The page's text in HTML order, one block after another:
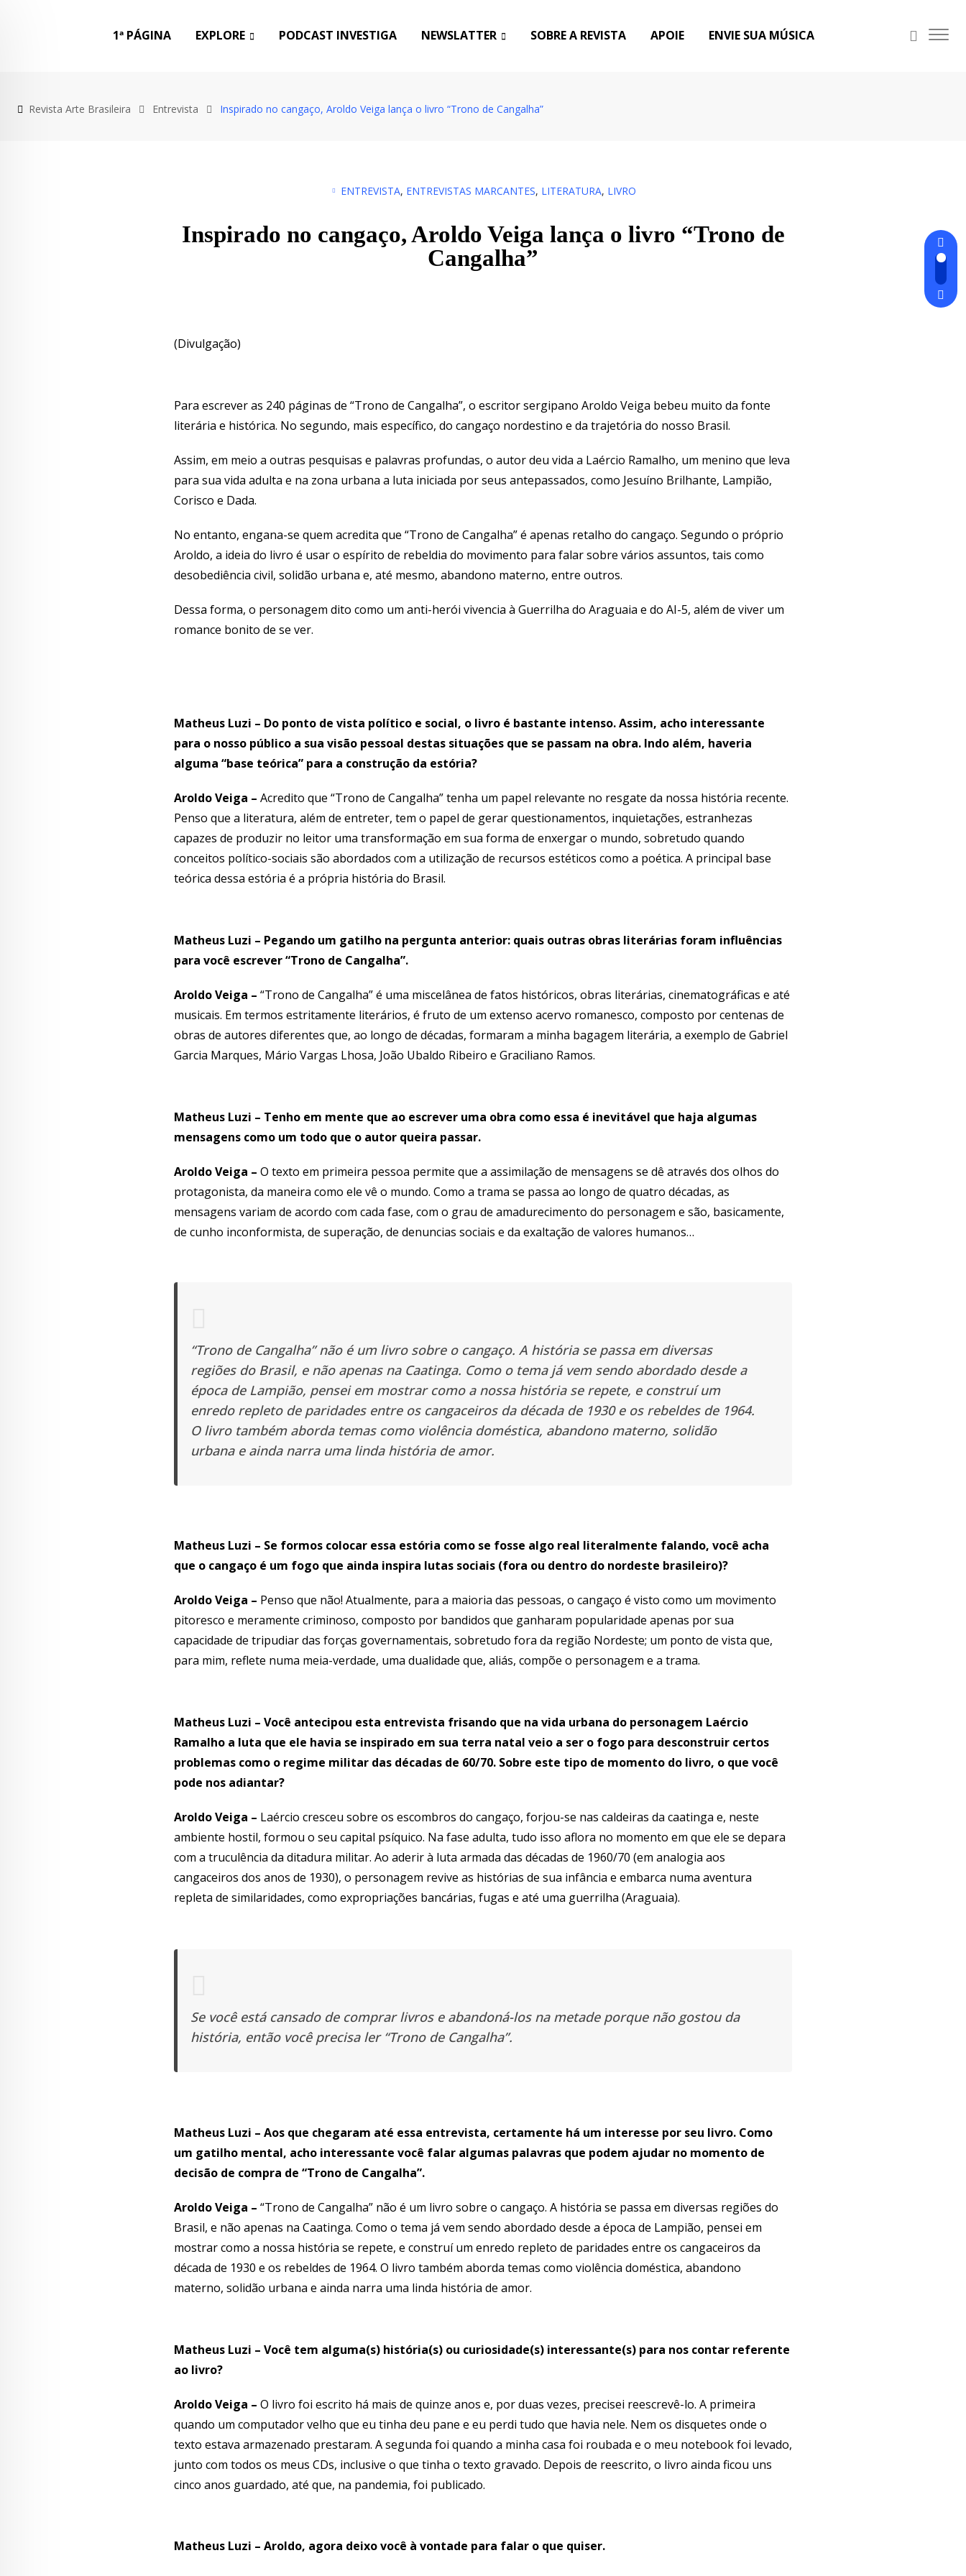
1ª PÁGINA EXPLORE PODCAST INVESTIGA NEWSLATTER SOBRE A REVISTA APOIE ENVIE SUA MÚSICA
Revista Arte Brasileira Entrevista Inspirado no cangaço, Aroldo Veiga lança o livro “Trono de Cangalha”
ENTREVISTA, ENTREVISTAS MARCANTES, LITERATURA, LIVRO
Inspirado no cangaço, Aroldo Veiga lança o livro “Trono de
Cangalha”
(Divulgação)
Para escrever as 240 páginas de “Trono de Cangalha”, o escritor sergipano Aroldo Veiga bebeu muito da fonte
literária e histórica. No segundo, mais específico, do cangaço nordestino e da trajetória do nosso Brasil.
Assim, em meio a outras pesquisas e palavras profundas, o autor deu vida a Laércio Ramalho, um menino que leva
para sua vida adulta e na zona urbana a luta iniciada por seus antepassados, como Jesuíno Brilhante, Lampião,
Corisco e Dada.
No entanto, engana-se quem acredita que “Trono de Cangalha” é apenas retalho do cangaço. Segundo o próprio
Aroldo, a ideia do livro é usar o espírito de rebeldia do movimento para falar sobre vários assuntos, tais como
desobediência civil, solidão urbana e, até mesmo, abandono materno, entre outros.
Dessa forma, o personagem dito como um anti-herói vivencia à Guerrilha do Araguaia e do AI-5, além de viver um
romance bonito de se ver.
Matheus Luzi – Do ponto de vista político e social, o livro é bastante intenso. Assim, acho interessante
para o nosso público a sua visão pessoal destas situações que se passam na obra. Indo além, haveria
alguma “base teórica” para a construção da estória?
Aroldo Veiga – Acredito que “Trono de Cangalha” tenha um papel relevante no resgate da nossa história recente.
Penso que a literatura, além de entreter, tem o papel de gerar questionamentos, inquietações, estranhezas
capazes de produzir no leitor uma transformação em sua forma de enxergar o mundo, sobretudo quando
conceitos político-sociais são abordados com a utilização de recursos estéticos como a poética. A principal base
teórica dessa estória é a própria história do Brasil.
Matheus Luzi – Pegando um gatilho na pergunta anterior: quais outras obras literárias foram influências
para você escrever “Trono de Cangalha”.
Aroldo Veiga – “Trono de Cangalha” é uma miscelânea de fatos históricos, obras literárias, cinematográficas e até
musicais. Em termos estritamente literários, é fruto de um extenso acervo romanesco, composto por centenas de
obras de autores diferentes que, ao longo de décadas, formaram a minha bagagem literária, a exemplo de Gabriel
Garcia Marques, Mário Vargas Lhosa, João Ubaldo Ribeiro e Graciliano Ramos.
Matheus Luzi – Tenho em mente que ao escrever uma obra como essa é inevitável que haja algumas
mensagens como um todo que o autor queira passar.
Aroldo Veiga – O texto em primeira pessoa permite que a assimilação de mensagens se dê através dos olhos do
protagonista, da maneira como ele vê o mundo. Como a trama se passa ao longo de quatro décadas, as
mensagens variam de acordo com cada fase, com o grau de amadurecimento do personagem e são, basicamente,
de cunho inconformista, de superação, de denuncias sociais e da exaltação de valores humanos…
“Trono de Cangalha” não é um livro sobre o cangaço. A história se passa em diversas
regiões do Brasil, e não apenas na Caatinga. Como o tema já vem sendo abordado desde a
época de Lampião, pensei em mostrar como a nossa história se repete, e construí um
enredo repleto de paridades entre os cangaceiros da década de 1930 e os rebeldes de 1964.
O livro também aborda temas como violência doméstica, abandono materno, solidão
urbana e ainda narra uma linda história de amor.
Matheus Luzi – Se formos colocar essa estória como se fosse algo real literalmente falando, você acha
que o cangaço é um fogo que ainda inspira lutas sociais (fora ou dentro do nordeste brasileiro)?
Aroldo Veiga – Penso que não! Atualmente, para a maioria das pessoas, o cangaço é visto como um movimento
pitoresco e meramente criminoso, composto por bandidos que ganharam popularidade apenas por sua
capacidade de tripudiar das forças governamentais, sobretudo fora da região Nordeste; um ponto de vista que,
para mim, reflete numa meia-verdade, uma dualidade que, aliás, compõe o personagem e a trama.
Matheus Luzi – Você antecipou esta entrevista frisando que na vida urbana do personagem Laércio
Ramalho a luta que ele havia se inspirado em sua terra natal veio a ser o fogo para desconstruir certos
problemas como o regime militar das décadas de 60/70. Sobre este tipo de momento do livro, o que você
pode nos adiantar?
Aroldo Veiga – Laércio cresceu sobre os escombros do cangaço, forjou-se nas caldeiras da caatinga e, neste
ambiente hostil, formou o seu capital psíquico. Na fase adulta, tudo isso aflora no momento em que ele se depara
com a truculência da ditadura militar. Ao aderir à luta armada das décadas de 1960/70 (em analogia aos
cangaceiros dos anos de 1930), o personagem revive as histórias de sua infância e embarca numa aventura
repleta de similaridades, como expropriações bancárias, fugas e até uma guerrilha (Araguaia).
Se você está cansado de comprar livros e abandoná-los na metade porque não gostou da
história, então você precisa ler “Trono de Cangalha”.
Matheus Luzi – Aos que chegaram até essa entrevista, certamente há um interesse por seu livro. Como
um gatilho mental, acho interessante você falar algumas palavras que podem ajudar no momento de
decisão de compra de “Trono de Cangalha”.
Aroldo Veiga – “Trono de Cangalha” não é um livro sobre o cangaço. A história se passa em diversas regiões do
Brasil, e não apenas na Caatinga. Como o tema já vem sendo abordado desde a época de Lampião, pensei em
mostrar como a nossa história se repete, e construí um enredo repleto de paridades entre os cangaceiros da
década de 1930 e os rebeldes de 1964. O livro também aborda temas como violência doméstica, abandono
materno, solidão urbana e ainda narra uma linda história de amor.
Matheus Luzi – Você tem alguma(s) história(s) ou curiosidade(s) interessante(s) para nos contar referente
ao livro?
Aroldo Veiga – O livro foi escrito há mais de quinze anos e, por duas vezes, precisei reescrevê-lo. A primeira
quando um computador velho que eu tinha deu pane e eu perdi tudo que havia nele. Nem os disquetes onde o
texto estava armazenado prestaram. A segunda foi quando a minha casa foi roubada e o meu notebook foi levado,
junto com todos os meus CDs, inclusive o que tinha o texto gravado. Depois de reescrito, o livro ainda ficou uns
cinco anos guardado, até que, na pandemia, foi publicado.
Matheus Luzi – Aroldo, agora deixo você à vontade para falar o que quiser.